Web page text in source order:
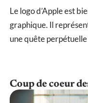
Le logo d’Apple est
graphique. Il
une quête
Coup de coeur